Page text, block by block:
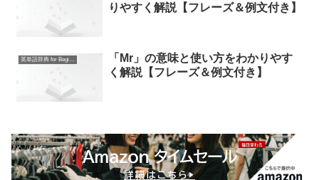
りやすく解説【フレーズ＆例文付き】
英単語辞典 for Beginners
「Mr」の意味と使い方をわかりやす
く解説【フレーズ＆例文付き】